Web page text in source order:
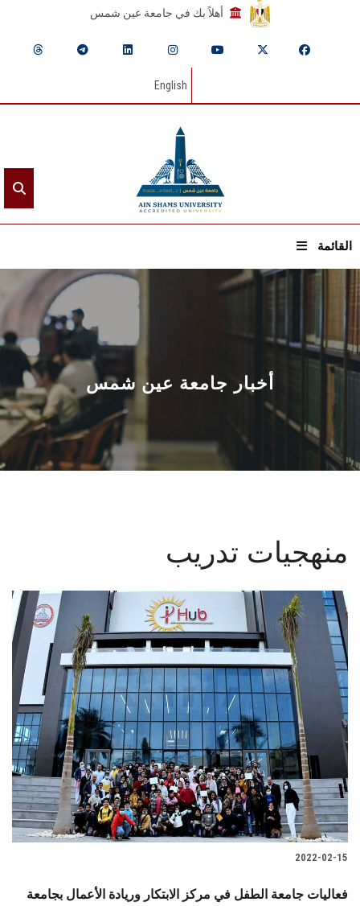
أهلاً بك في جامعة عين شمس
English
القائمة
الرئيسيـة
عن الجامعة
القطاعـات
الشئون الأكاديمية
البحث العلمي
الأنظمة الذكية
الإعلام
تواصل معنا
الطلاب
هيئة التدريس
الدراسات العليا
أخبار جامعة عين شمس
منهجيات تدريب
2022-02-15
فعاليات جامعة الطفل في مركز الابتكار وريادة الأعمال بجامعة